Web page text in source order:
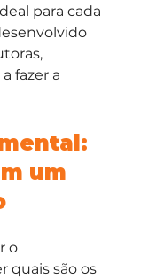
para cada
fazer a
um
o
quais são os